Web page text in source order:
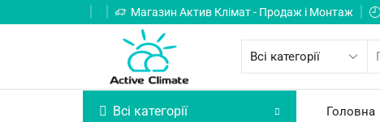
Магазин Актив Клімат - Продаж і Монтаж
Всі категорії Головна